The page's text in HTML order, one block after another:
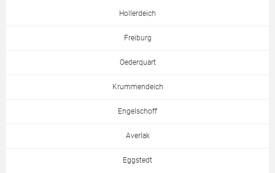
Hollerdeich
Freiburg
Oederquart
Krummendeich
Engelschoff
Averlak
Eggstedt